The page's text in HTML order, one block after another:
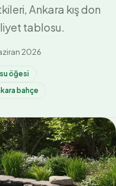
Ankara kış don
tablosu.
2026
öğesi
bahçe